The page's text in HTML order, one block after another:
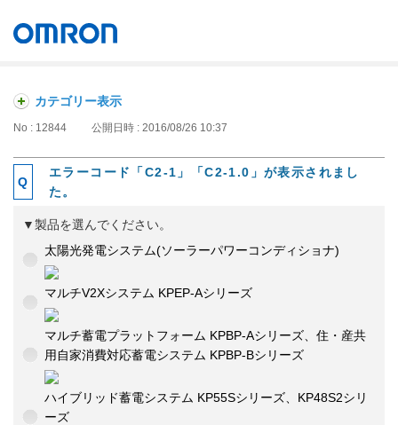
カテゴリー表示
No : 12844 公開日時 : 2016/08/26 10:37
エラーコード「C2-1」「C2-1.0」が表示されまし
た。
▼製品を選んでください。
太陽光発電システム(ソーラーパワーコンディショナ)
マルチV2Xシステム KPEP-Aシリーズ
マルチ蓄電プラットフォーム KPBP-Aシリーズ、住・産共
用自家消費対応蓄電システム KPBP-Bシリーズ
ハイブリッド蓄電システム KP55Sシリーズ、KP48S2シリ
ーズ